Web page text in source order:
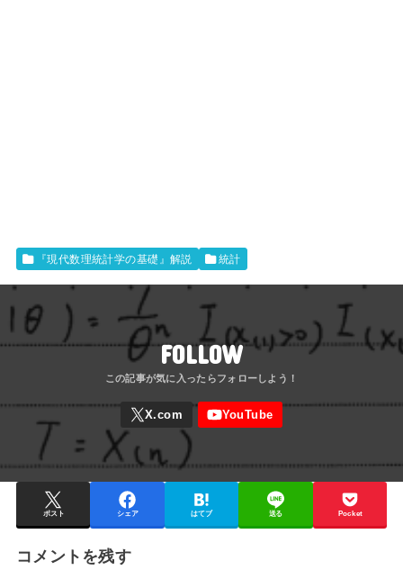
『現代数理統計学の基礎』解説 統計
FOLLOW
ポスト シェア はてブ 送る Pocket
コメントを残す